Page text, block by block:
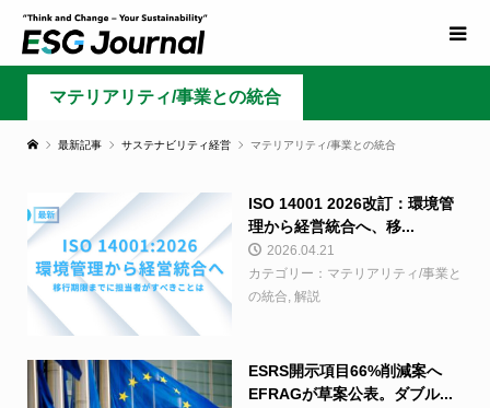
マテリアリティ/事業との統合
最新記事 サステナビリティ経営 マテリアリティ/事業との統合
ISO 14001 2026改訂：環境管
理から経営統合へ、移...
2026.04.21
カテゴリー：マテリアリティ/事業と
の統合, 解説
ESRS開示項目66%削減案へ
EFRAGが草案公表。ダブル...